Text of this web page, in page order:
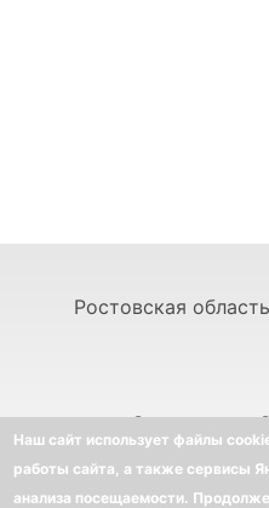
Ростовская
г. Ставрополь,
Наш сайт использует файлы
работы сайта, а также сервисы
анализа посещаемости.